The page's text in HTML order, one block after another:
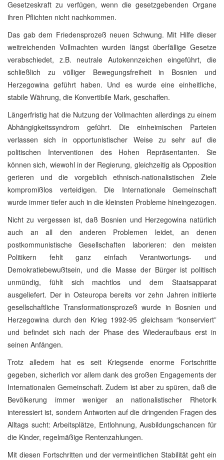
Gesetzeskraft zu verfügen, wenn die gesetzgebenden Organe
ihren Pflichten nicht nachkommen.
Das gab dem Friedensprozeß neuen Schwung. Mit Hilfe dieser
weitreichenden Vollmachten wurden längst überfällige Gesetze
verabschiedet, z.B. neutrale Autokennzeichen eingeführt, die
schließlich zu völliger Bewegungsfreiheit in Bosnien und
Herzegowina geführt haben. Und es wurde eine einheitliche,
stabile Währung, die Konvertibile Mark, geschaffen.
Längerfristig hat die Nutzung der Vollmachten allerdings zu einem
Abhängigkeitssyndrom geführt. Die einheimischen Parteien
verlassen sich in opportunistischer Weise zu sehr auf die
politischen Interventionen des Hohen Repräsentanten. Sie
können sich, wiewohl in der Regierung, gleichzeitig als Opposition
gerieren und die vorgeblich ethnisch-nationalistischen Ziele
kompromißlos verteidigen. Die Internationale Gemeinschaft
wurde immer tiefer auch in die kleinsten Probleme hineingezogen.
Nicht zu vergessen ist, daß Bosnien und Herzegowina natürlich
auch an all den anderen Problemen leidet, an denen
postkommunistische Gesellschaften laborieren: den meisten
Politikern fehlt ganz einfach Verantwortungs- und
Demokratiebewußtsein, und die Masse der Bürger ist politisch
unmündig, fühlt sich machtlos und dem Staatsapparat
ausgeliefert. Der in Osteuropa bereits vor zehn Jahren initiierte
gesellschaftliche Transformationsprozeß wurde in Bosnien und
Herzegowina durch den Krieg 1992-95 gleichsam “konserviert”
und befindet sich nach der Phase des Wiederaufbaus erst in
seinen Anfängen.
Trotz alledem hat es seit Kriegsende enorme Fortschritte
gegeben, sicherlich vor allem dank des großen Engagements der
Internationalen Gemeinschaft. Zudem ist aber zu spüren, daß die
Bevölkerung immer weniger an nationalistischer Rhetorik
interessiert ist, sondern Antworten auf die dringenden Fragen des
Alltags sucht: Arbeitsplätze, Entlohnung, Ausbildungschancen für
die Kinder, regelmäßige Rentenzahlungen.
Mit diesen Fortschritten und der vermeintlichen Stabilität geht ein